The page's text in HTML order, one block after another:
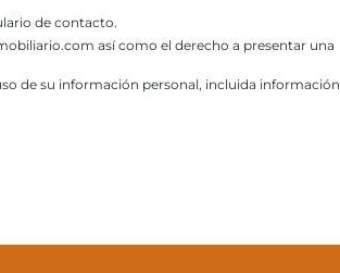
de contacto.
así como el derecho a presentar una
de su información personal, incluida información